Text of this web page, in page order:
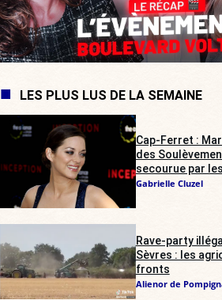
LES PLUS LUS DE LA SEMAINE
Cap-Ferret :
des
secourue par
Gabrielle Cluzel
Rave-party
Sèvres : les
fronts
Alienor de